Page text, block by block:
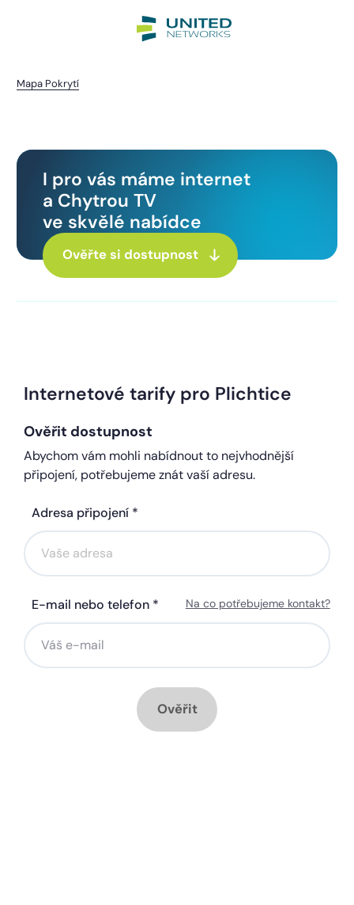
Mapa Pokrytí
I pro vás máme internet
a Chytrou TV
ve skvělé nabídce
Ověřte si dostupnost
Internetové tarify pro Plichtice
Ověřit dostupnost
Abychom vám mohli nabídnout to nejvhodnější
připojení, potřebujeme znát vaší adresu.
Adresa připojení *
E-mail nebo telefon * Na co potřebujeme kontakt?
Ověřit